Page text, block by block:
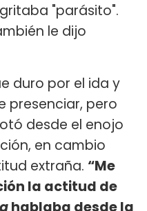
"parásito".
le dijo
duro por el ida y
presenciar, pero
desde el enojo
en cambio
extraña. “Me
la actitud de
hablaba desde la